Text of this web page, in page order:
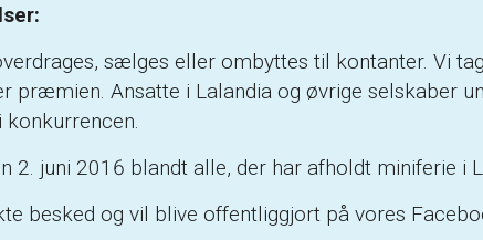
sælges eller ombyttes til kontanter. Vi
præmien. Ansatte i Lalandia og øvrige selskaber
konkurrencen.
2. juni 2016 blandt alle, der har afholdt miniferie i
besked og vil blive offentliggjort på vores